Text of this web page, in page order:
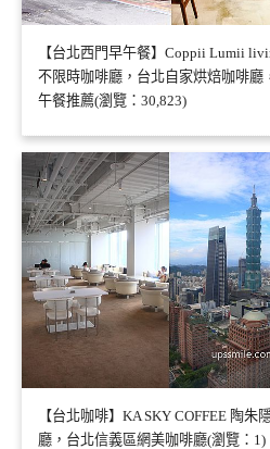
【台北西門早午餐】Coppii Lumii
不限時咖啡廳，台北自家烘焙咖啡
午餐推薦(瀏覽：30,823)
【台北咖啡】KA SKY COFFEE 陶
廳，台北信義區網美咖啡廳(瀏覽：1)